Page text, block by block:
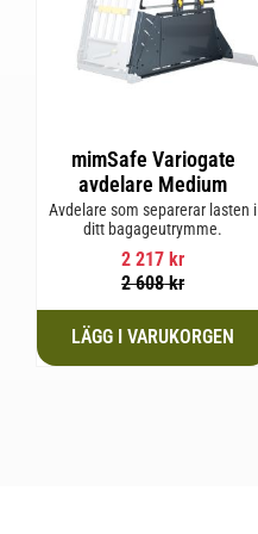
mimSafe Variogate
avdelare Medium
Avdelare som separerar lasten i
ditt bagageutrymme.
2 217 kr
2 608kr